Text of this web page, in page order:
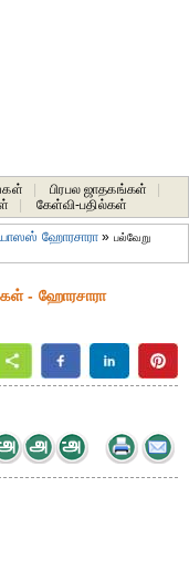
பிரபல ஜாதகங்கள்
கேள்வி-பதில்கள்
ஹோரசாரா » பல்வேறு
- ஹோரசாரா